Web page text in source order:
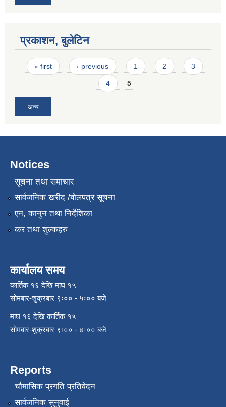
प्रकाशन, बुलेटिन
Pages
« first ‹ previous 1 2 3
4 5
अन्य
Notices
सूचना तथा समाचार
सार्वजनिक खरीद /बोलपत्र सूचना
एन, कानुन तथा निर्देशिका
कर तथा शुल्कहरु
कार्यालय समय
कार्तिक १६ देखि माघ १५
सोमबार-शुक्रबार ९ः०० - ५ः०० बजे
माघ १६ देखि कार्तिक १५
सोमबार-शुक्रबार ९ः०० - ४ः०० बजे
Reports
चौमासिक प्रगति प्रतिवेदन
सार्वजनिक सुनुवाई